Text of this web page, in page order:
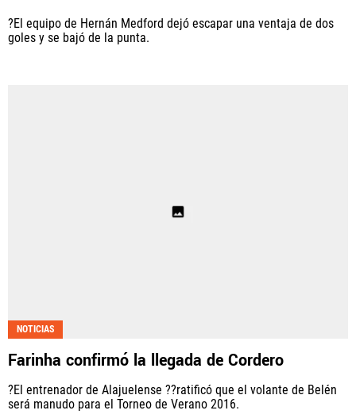
?El equipo de Hernán Medford dejó escapar una ventaja de dos
goles y se bajó de la punta.
NOTICIAS
Farinha confirmó la llegada de Cordero
?El entrenador de Alajuelense ??ratificó que el volante de Belén
será manudo para el Torneo de Verano 2016.